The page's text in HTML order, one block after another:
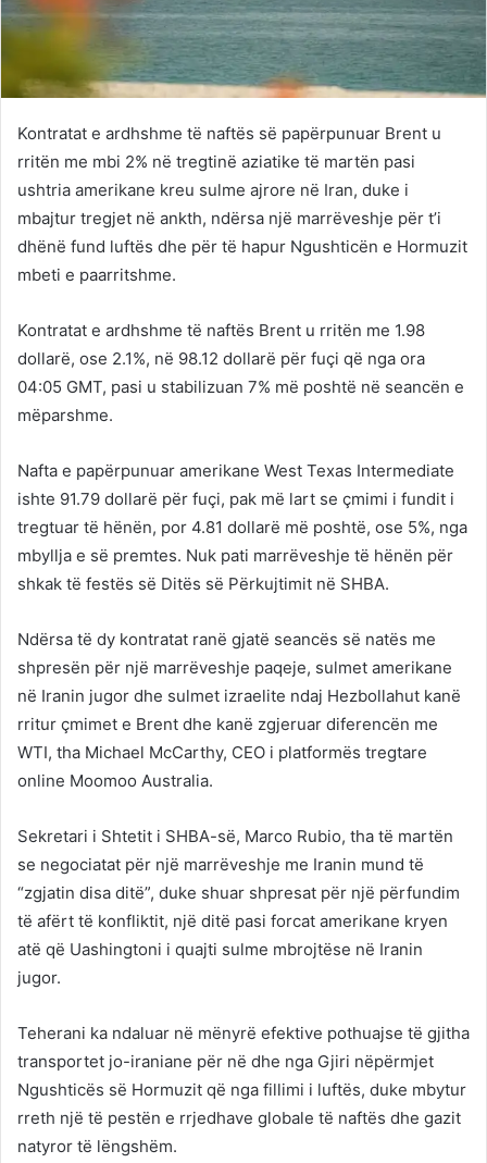
Kontratat e ardhshme të naftës së papërpunuar Brent u
rritën me mbi 2% në tregtinë aziatike të martën pasi
ushtria amerikane kreu sulme ajrore në Iran, duke i
mbajtur tregjet në ankth, ndërsa një marrëveshje për t’i
dhënë fund luftës dhe për të hapur Ngushticën e Hormuzit
mbeti e paarritshme.
Kontratat e ardhshme të naftës Brent u rritën me 1.98
dollarë, ose 2.1%, në 98.12 dollarë për fuçi që nga ora
04:05 GMT, pasi u stabilizuan 7% më poshtë në seancën e
mëparshme.
Nafta e papërpunuar amerikane West Texas Intermediate
ishte 91.79 dollarë për fuçi, pak më lart se çmimi i fundit i
tregtuar të hënën, por 4.81 dollarë më poshtë, ose 5%, nga
mbyllja e së premtes. Nuk pati marrëveshje të hënën për
shkak të festës së Ditës së Përkujtimit në SHBA.
Ndërsa të dy kontratat ranë gjatë seancës së natës me
shpresën për një marrëveshje paqeje, sulmet amerikane
në Iranin jugor dhe sulmet izraelite ndaj Hezbollahut kanë
rritur çmimet e Brent dhe kanë zgjeruar diferencën me
WTI, tha Michael McCarthy, CEO i platformës tregtare
online Moomoo Australia.
Sekretari i Shtetit i SHBA-së, Marco Rubio, tha të martën
se negociatat për një marrëveshje me Iranin mund të
“zgjatin disa ditë”, duke shuar shpresat për një përfundim
të afërt të konfliktit, një ditë pasi forcat amerikane kryen
atë që Uashingtoni i quajti sulme mbrojtëse në Iranin
jugor.
Teherani ka ndaluar në mënyrë efektive pothuajse të gjitha
transportet jo-iraniane për në dhe nga Gjiri nëpërmjet
Ngushticës së Hormuzit që nga fillimi i luftës, duke mbytur
rreth një të pestën e rrjedhave globale të naftës dhe gazit
natyror të lëngshëm.